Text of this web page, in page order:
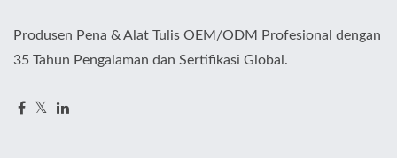
Produsen Pena & Alat Tulis OEM/ODM Profesional dengan
35 Tahun Pengalaman dan Sertifikasi Global.